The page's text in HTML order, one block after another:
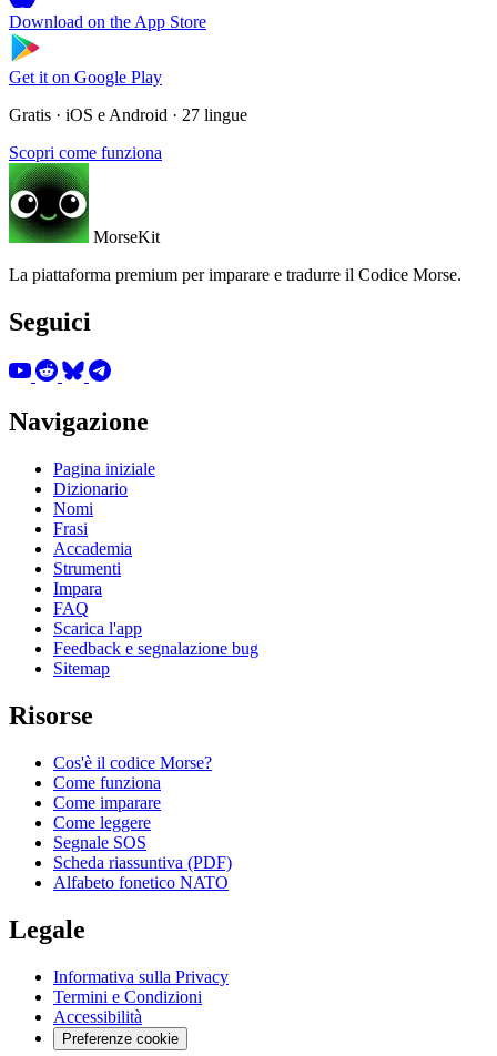
Download on the App Store
Get it on Google Play
Gratis · iOS e Android · 27 lingue
Scopri come funziona
MorseKit
La piattaforma premium per imparare e tradurre il Codice Morse.
Seguici
Navigazione
Pagina iniziale
Dizionario
Nomi
Frasi
Accademia
Strumenti
Impara
FAQ
Scarica l'app
Feedback e segnalazione bug
Sitemap
Risorse
Cos'è il codice Morse?
Come funziona
Come imparare
Come leggere
Segnale SOS
Scheda riassuntiva (PDF)
Alfabeto fonetico NATO
Legale
Informativa sulla Privacy
Termini e Condizioni
Accessibilità
Preferenze cookie